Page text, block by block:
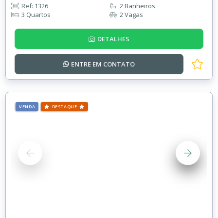
Ref: 1326
3 Quartos
2 Banheiros
2 Vagas
DETALHES
ENTRE EM CONTATO
VENDA DESTAQUE